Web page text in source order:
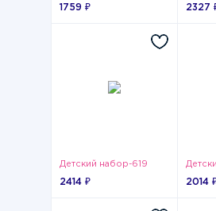
1759 ₽ 2327
Детский набор-619
2414 ₽ 2014